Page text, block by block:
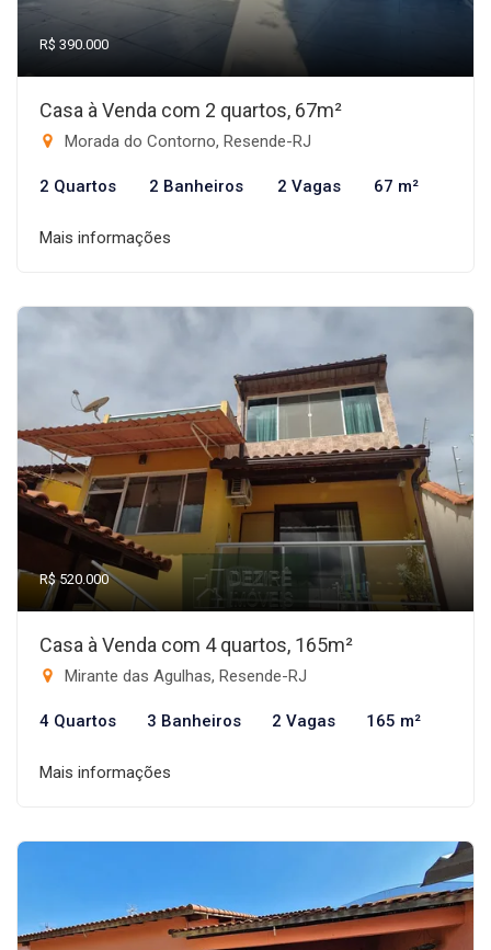
R$ 390.000
Casa à Venda com 2 quartos, 67m²
Morada do Contorno, Resende-RJ
2 Quartos 2 Banheiros 2 Vagas 67 m²
Mais informações
R$ 520.000
Casa à Venda com 4 quartos, 165m²
Mirante das Agulhas, Resende-RJ
4 Quartos 3 Banheiros 2 Vagas 165 m²
Mais informações